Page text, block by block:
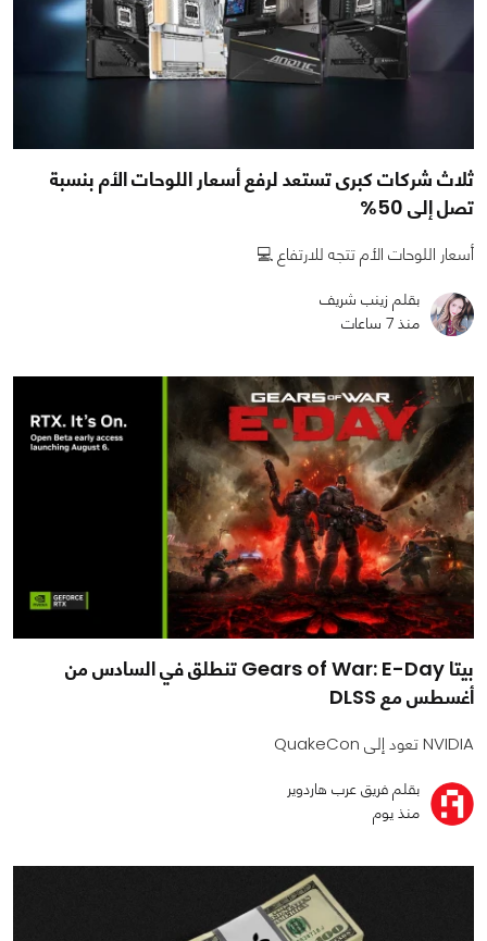
ثلاث شركات كبرى تستعد لرفع أسعار اللوحات الأم بنسبة
تصل إلى 50%
أسعار اللوحات الأم تتجه للارتفاع 💻
بقلم زينب شريف
منذ 7 ساعات
بيتا Gears of War: E-Day تنطلق في السادس من
أغسطس مع DLSS
NVIDIA تعود إلى QuakeCon
بقلم فريق عرب هاردوير
منذ يوم